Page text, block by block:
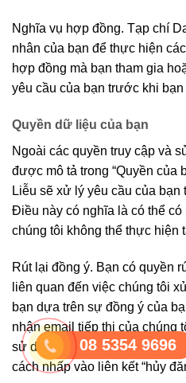
Nghĩa vụ hợp đồng. Tạp chí
nhân của bạn để thực hiện
hợp đồng mà bạn tham gia
yêu cầu của bạn trước khi
Quyền dữ liệu của bạn
Ngoài các quyền truy cập và
được mô tả trong “Quyền của
Liễu sẽ xử lý yêu cầu của
Điều này có nghĩa là có thể
chúng tôi không thể thực hiện
Rút lại đồng ý. Bạn có quyền
liên quan đến việc chúng tôi
bạn dựa trên sự đồng ý của
nhận email tiếp thị của chúng
sử dụng trang tùy chọn email
cách nhấp vào liên kết “hủy
08 5354 9696